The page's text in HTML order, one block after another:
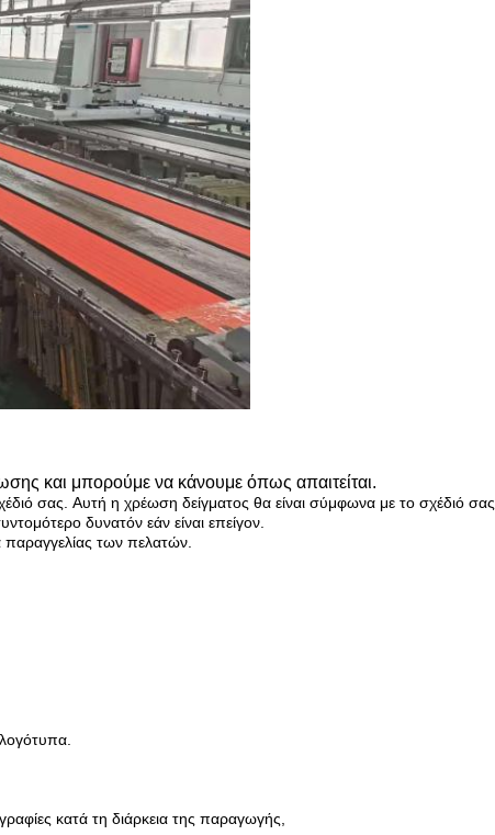
και μπορούμε να κάνουμε όπως απαιτείται.
σας. Αυτή η χρέωση δείγματος θα είναι σύμφωνα με το σχέδιό σας.
δυνατόν εάν είναι επείγον.
των πελατών.
κατά τη διάρκεια της παραγωγής,